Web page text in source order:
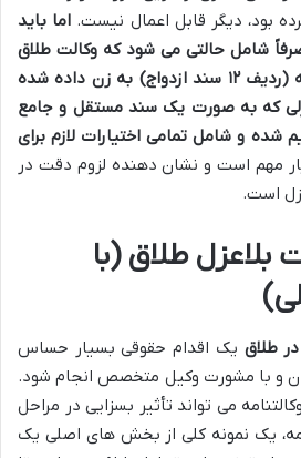
بود، دیگر قابل اعمال نیست. اما باید
شامل حالتی می شود که وکالت طلاق
از طریق شروط دوازده گانه (ردیف ۱۲ سند ازدواج) به زن داده شده
که به صورت یک سند مستقل و جامع
شده و شامل تمامی اختیارات لازم برای
مهم است و نشان دهنده لزوم دقت در
است.
بلاعزل طلاق (با
طلاق یک اقدام حقوقی بسیار حساس
و با مشورت وکیل متخصص انجام شود.
می تواند تأثیر بسزایی در مراحل
یک نمونه کلی از بخش های اصلی یک